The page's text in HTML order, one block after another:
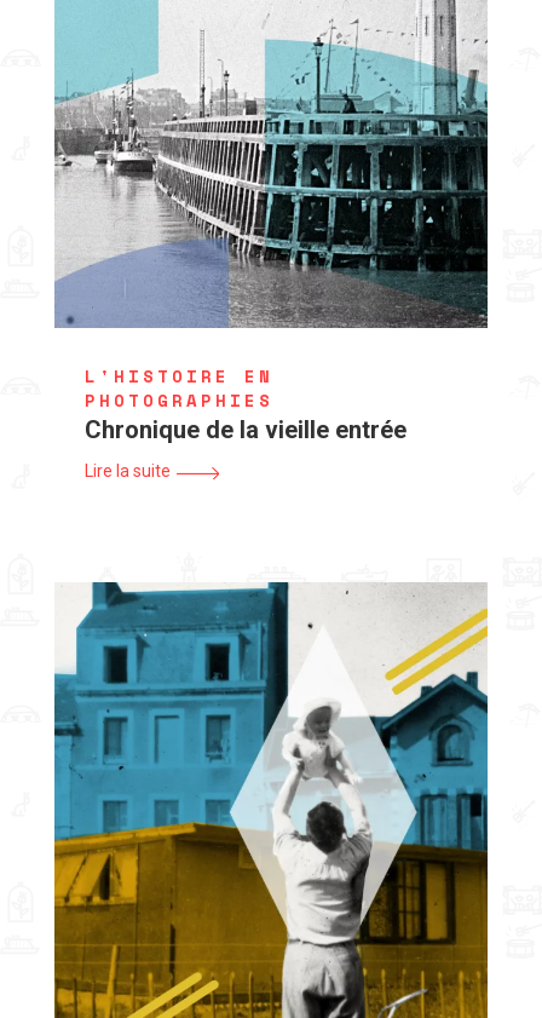
L'HISTOIRE EN
PHOTOGRAPHIES
Chronique de la vieille entrée
Lire la suite